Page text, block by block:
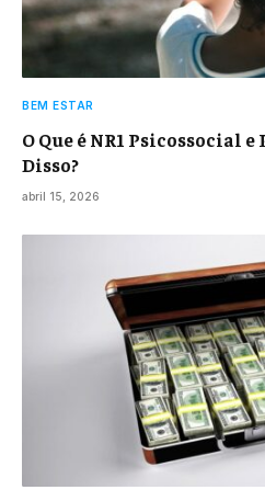
BEM ESTAR
O Que é NR1 Psicossocial
Disso?
abril 15, 2026